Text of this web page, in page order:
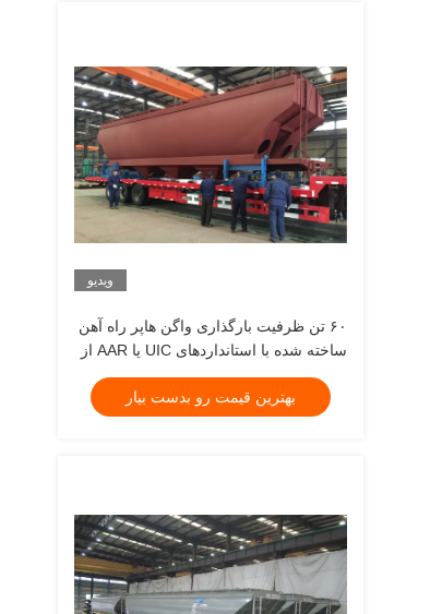
ویدیو
۶۰ تن ظرفیت بارگذاری واگن هاپر راه آهن
ساخته شده با استانداردهای UIC یا AAR از
جمله AAR یا TB نوع ترمز استاندارد تضمین
تحویل محمولهبهترین قیمت رو بدست بیار